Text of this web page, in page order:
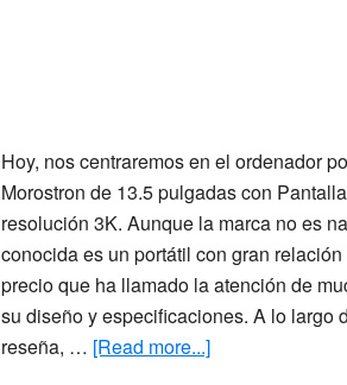
Hoy, nos centraremos en el ordenador
Morostron de 13.5 pulgadas con
resolución 3K. Aunque la marca no es
conocida es un portátil con gran
precio que ha llamado la atención de
su diseño y especificaciones. A lo largo
reseña, … [Read more...]about